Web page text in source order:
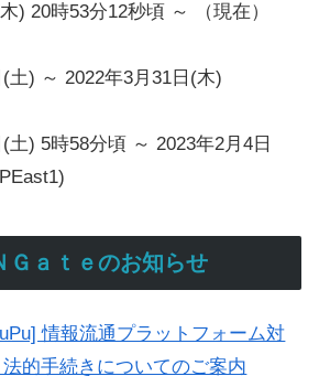
) 20時53分12秒頃 ～ （現在）
土) ～ 2022年3月31日(木)
土) 5時58分頃 ～ 2023年2月4日
Ｇａｔｅのお知らせ
情報流通プラットフォーム対
的手続きについてのご案内